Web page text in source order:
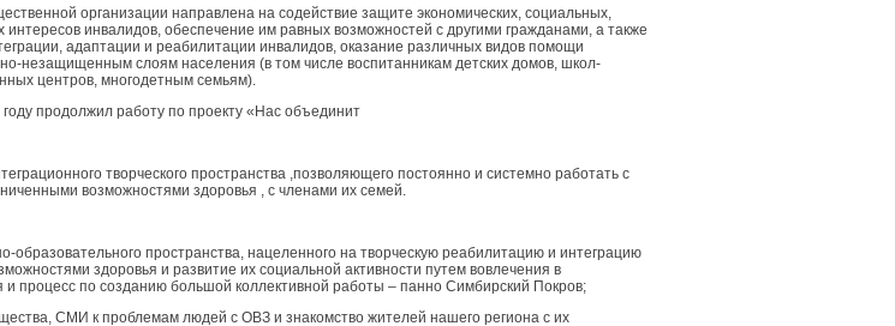
организации направлена на содействие защите экономических, социальных,
интересов инвалидов, обеспечение им равных возможностей с другими гражданами, а также
адаптации и реабилитации инвалидов, оказание различных видов помощи
незащищенным слоям населения (в том числе воспитанникам детских домов, школ-
центров, многодетным семьям).
продолжил работу по проекту «Нас объединит
творческого пространства ,позволяющего постоянно и системно работать с
возможностями здоровья , с членами их семей.
образовательного пространства, нацеленного на творческую реабилитацию и интеграцию
здоровья и развитие их социальной активности путем вовлечения в
и процесс по созданию большой коллективной работы – панно Симбирский Покров;
СМИ к проблемам людей с ОВЗ и знакомство жителей нашего региона с их